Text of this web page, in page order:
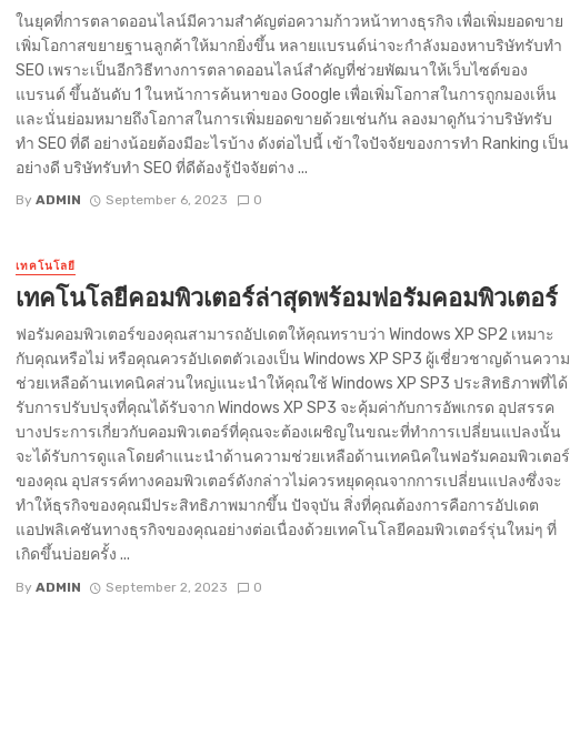
ในยุคที่การตลาดออนไลน์มีความสำคัญต่อความก้าวหน้าทางธุรกิจ เพื่อเพิ่มยอดขาย
เพิ่มโอกาสขยายฐานลูกค้าให้มากยิ่งขึ้น หลายแบรนด์น่าจะกำลังมองหาบริษัทรับทำ
SEO เพราะเป็นอีกวิธีทางการตลาดออนไลน์สำคัญที่ช่วยพัฒนาให้เว็บไซต์ของ
แบรนด์ ขึ้นอันดับ 1 ในหน้าการค้นหาของ Google เพื่อเพิ่มโอกาสในการถูกมองเห็น
และนั่นย่อมหมายถึงโอกาสในการเพิ่มยอดขายด้วยเช่นกัน ลองมาดูกันว่าบริษัทรับ
ทำ SEO ที่ดี อย่างน้อยต้องมีอะไรบ้าง ดังต่อไปนี้ เข้าใจปัจจัยของการทำ Ranking เป็น
อย่างดี บริษัทรับทำ SEO ที่ดีต้องรู้ปัจจัยต่าง ...
By ADMIN September 6, 2023 0
เทคโนโลยี
เทคโนโลยีคอมพิวเตอร์ล่าสุดพร้อมฟอรัมคอมพิวเตอร์
ฟอรัมคอมพิวเตอร์ของคุณสามารถอัปเดตให้คุณทราบว่า Windows XP SP2 เหมาะ
กับคุณหรือไม่ หรือคุณควรอัปเดตตัวเองเป็น Windows XP SP3 ผู้เชี่ยวชาญด้านความ
ช่วยเหลือด้านเทคนิคส่วนใหญ่แนะนำให้คุณใช้ Windows XP SP3 ประสิทธิภาพที่ได้
รับการปรับปรุงที่คุณได้รับจาก Windows XP SP3 จะคุ้มค่ากับการอัพเกรด อุปสรรค
บางประการเกี่ยวกับคอมพิวเตอร์ที่คุณจะต้องเผชิญในขณะที่ทำการเปลี่ยนแปลงนั้น
จะได้รับการดูแลโดยคำแนะนำด้านความช่วยเหลือด้านเทคนิคในฟอรัมคอมพิวเตอร์
ของคุณ อุปสรรค์ทางคอมพิวเตอร์ดังกล่าวไม่ควรหยุดคุณจากการเปลี่ยนแปลงซึ่งจะ
ทำให้ธุรกิจของคุณมีประสิทธิภาพมากขึ้น ปัจจุบัน สิ่งที่คุณต้องการคือการอัปเดต
แอปพลิเคชันทางธุรกิจของคุณอย่างต่อเนื่องด้วยเทคโนโลยีคอมพิวเตอร์รุ่นใหม่ๆ ที่
เกิดขึ้นบ่อยครั้ง ...
By ADMIN September 2, 2023 0